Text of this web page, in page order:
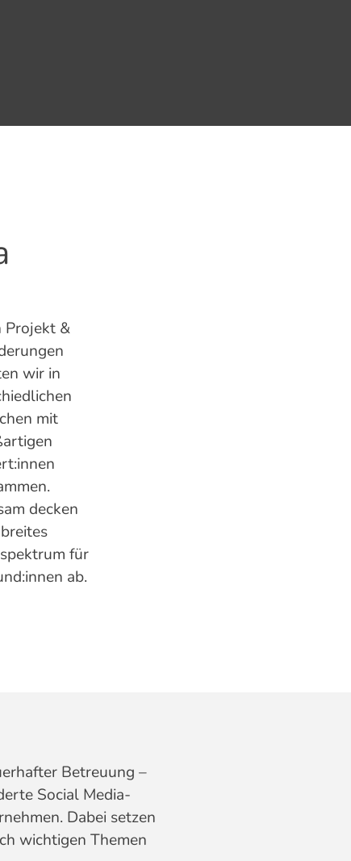
Projekt &
wir in
mit
decken
für
ab.
Betreuung –
Social Media-
Dabei setzen
wichtigen Themen